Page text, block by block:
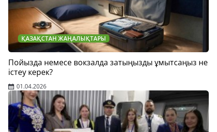
ҚАЗАҚСТАН ЖАҢАЛЫҚТАРЫ
Пойызда немесе вокзалда затыңызды ұмытсаңыз не
істеу керек?
01.04.2026